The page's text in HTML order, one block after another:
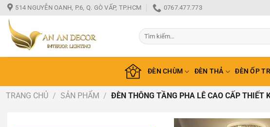
Bỏ
qua
nội
dung
514 NGUYỄN OANH, P.6, Q. GÒ VẤP, TP.HCM 0767.477.773
Tìm
kiếm:
ĐÈN CHÙM ĐÈN THẢ ĐÈN ỐP
TRANG CHỦ / SẢN PHẨM / ĐÈN THÔNG TẦNG PHA LÊ CAO CẤP THIẾT